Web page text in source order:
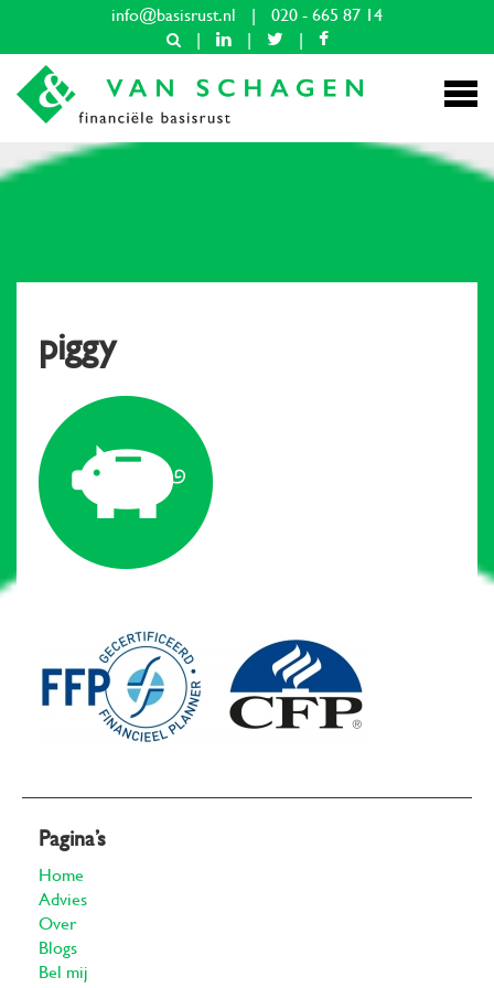
info@basisrust.nl |
020 - 665 87 14
|
| |
piggy
Pagina’s
Home
Advies
Over
Blogs
Bel mij